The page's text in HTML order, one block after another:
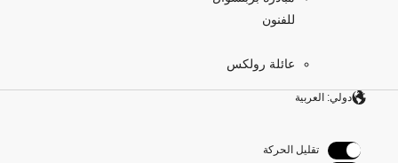
للفنون
عائلة رولكس
دولي: العربية
تقليل الحركة